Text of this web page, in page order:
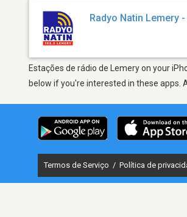
Radyo Natin Lemery -
Estações de rádio de Lemery on your
below if you're interested in these apps.
Termos de Serviço / Política de